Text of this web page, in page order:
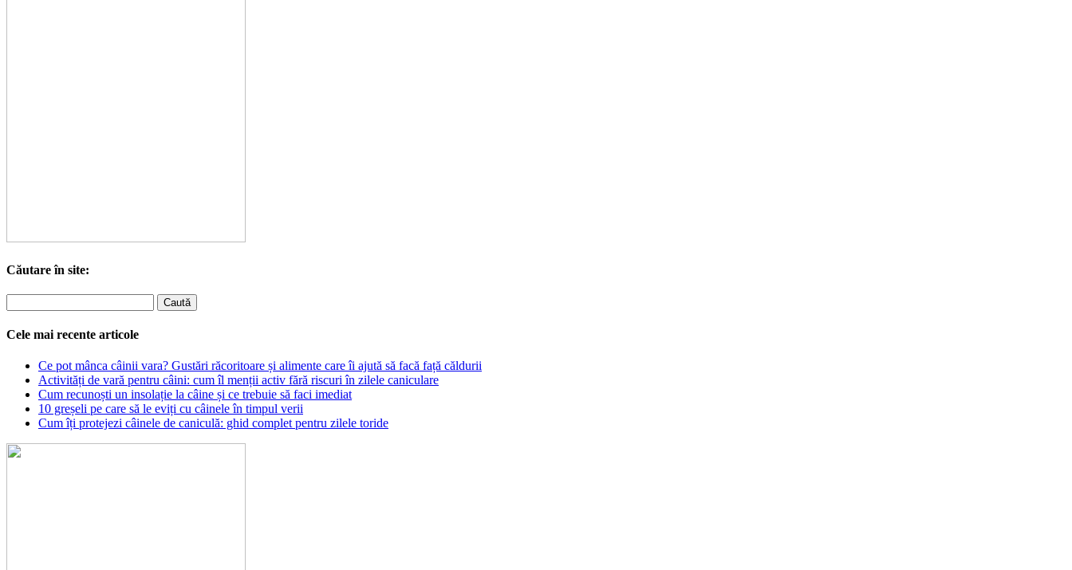
Căutare în site:
Cele mai recente articole
Ce pot mânca câinii vara? Gustări răcoritoare și alimente care îi ajută să facă față căldurii
Activități de vară pentru câini: cum îl menții activ fără riscuri în zilele caniculare
Cum recunoști un insolație la câine și ce trebuie să faci imediat
10 greșeli pe care să le eviți cu câinele în timpul verii
Cum îți protejezi câinele de caniculă: ghid complet pentru zilele toride